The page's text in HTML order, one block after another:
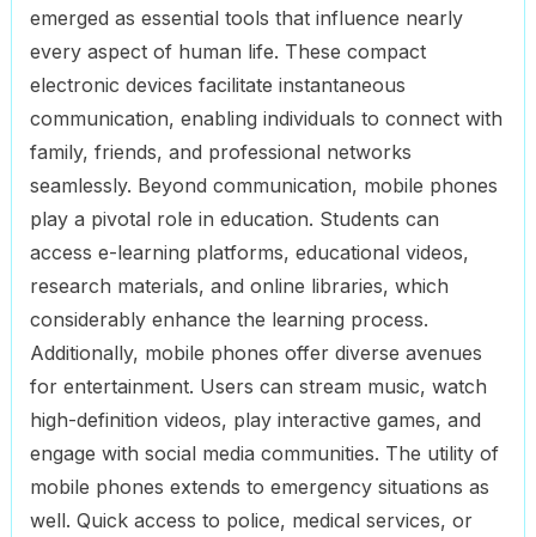
emerged as essential tools that influence nearly
every aspect of human life. These compact
electronic devices facilitate instantaneous
communication, enabling individuals to connect with
family, friends, and professional networks
seamlessly. Beyond communication, mobile phones
play a pivotal role in education. Students can
access e-learning platforms, educational videos,
research materials, and online libraries, which
considerably enhance the learning process.
Additionally, mobile phones offer diverse avenues
for entertainment. Users can stream music, watch
high-definition videos, play interactive games, and
engage with social media communities. The utility of
mobile phones extends to emergency situations as
well. Quick access to police, medical services, or